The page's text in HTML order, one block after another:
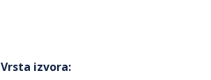
Vrsta izvora: